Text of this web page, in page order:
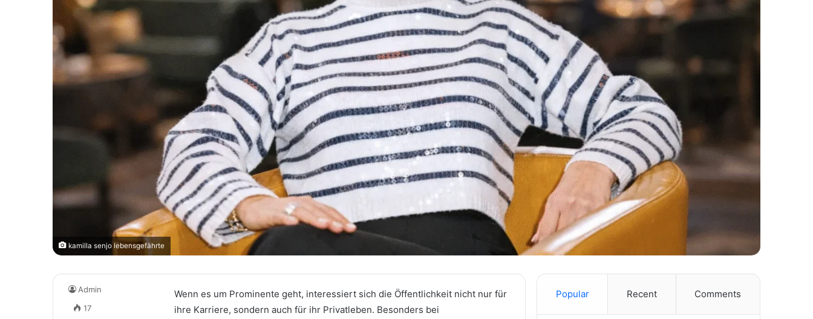
kamilla senjo lebensgefährte
Wenn es um Prominente geht, interessiert sich die Öffentlichkeit nicht nur für
ihre Karriere, sondern auch für ihr Privatleben. Besonders bei
Admin
17
Popular Recent Comments